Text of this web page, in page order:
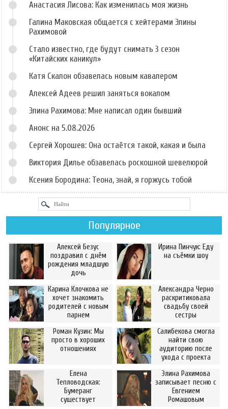
Анастасия Лисова: Как изменилась моя жизнь
Галина Маковская общается с хейтерами Элины
Рахимовой
Стало известно, где будут снимать 3 сезон
«Китайских каникул»
Катя Скалон обзавелась новым кавалером
Алексей Адеев решил заняться вокалом
Элина Рахимова: Мне написал один бывший
Анонс на 5.08.2026
Сергей Хорошев: Она остаётся такой, какая и была
Виктория Дилье обзавелась роскошной шевелюрой
Ксения Бородина: Теона, знай, я горжусь тобой
Популярное
Алексей Безус
поздравил с днём
рождения младшую
дочь
Ирина Пинчук: Еду
на съёмки шоу
Карина Клочкова не
хочет знакомить
родителей с новым
парнем
Александра Черно
раскритиковала
свадьбу своей
сестры
Роман Кузин: Мы
просто в хороших
отношениях
Салибекова смогла
найти свою
аудиторию после
ухода с проекта
Елена
Тепловодская:
Бумеранг
существует
Элина Рахимова
записывает песню с
Евгением
Ромашовым